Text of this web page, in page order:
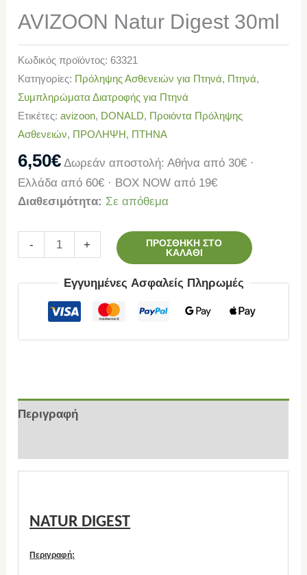
AVIZOON Natur Digest 30ml
Κωδικός προϊόντος:63321
Κατηγορίες: Πρόληψης Ασθενειών για Πτηνά, Πτηνά,
Συμπληρώματα Διατροφής για Πτηνά
Ετικέτες:avizoon, DONALD, Προιόντα Πρόληψης
Ασθενειών, ΠΡΟΛΗΨΗ, ΠΤΗΝΑ
6,50€ Δωρεάν αποστολή: Αθήνα από 30€ ·
Ελλάδα από 60€ · BOX NOW από 19€
Διαθεσιμότητα: Σε απόθεμα
- +
ΠΡΟΣΘΉΚΗ ΣΤΟ
ΚΑΛΆΘΙ
Εγγυημένες Ασφαλείς Πληρωμές
Περιγραφή
NATUR DIGEST
Περιγραφή: